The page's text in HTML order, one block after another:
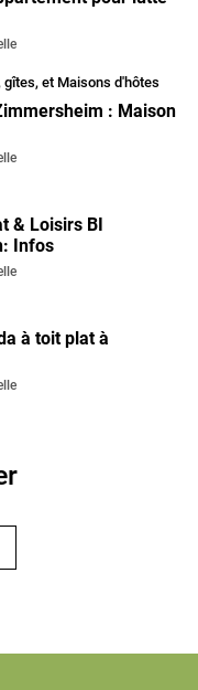
gîtes, et Maisons d'hôtes
: Maison
& Loisirs BI
Infos
à toit plat à